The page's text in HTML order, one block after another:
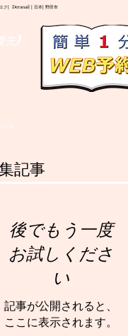
ク| Deranail | 日本| 野田市
)
記事
後でもう一度
お試しくださ
い
記事が公開されると、
ここに表示されます。